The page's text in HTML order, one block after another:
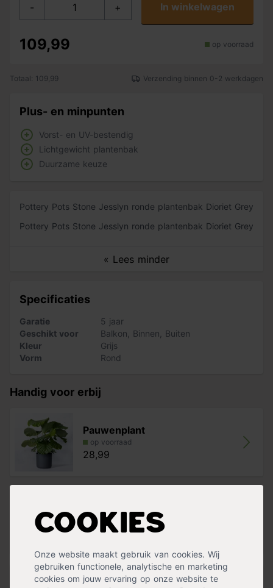
Cookies
Onze website maakt gebruik van cookies. Wij
gebruiken functionele, analytische en marketing
cookies om jouw ervaring op onze website te
- + In winkelwagen
109,99 op voorraad
Totaal: 109,99 Verzending binnen 0-2 werkdagen
Plus- en minpunten
Vorst- en UV-bestendig
Lichtgewicht plantenbak
Duurzame keuze
Pottery Pots Stone Jesslyn ronde plantenbak Dioriet Grey
« Lees minder
Pottery Pots Stone Jesslyn ronde plantenbak Dioriet Grey
Specificaties
Garatie
5 jaar
Geschikt voor
Balkon Binnen
Buiten
Kleur
Grijs
Vorm
Rond
Handig voor erbij
Pauwenplant
op voorraad
28,99
op voorraad
13,49